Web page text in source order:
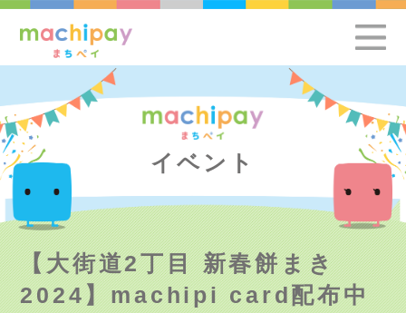
イベント
【大街道2丁目 新春餅まき
2024】machipi card配布中